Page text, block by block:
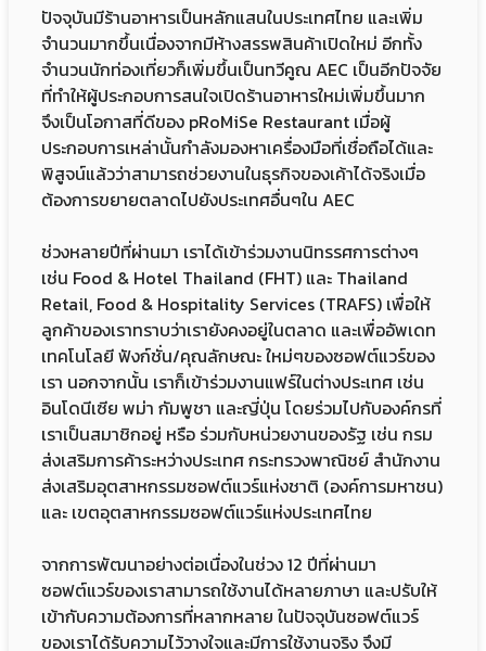
ปัจจุบันมีร้านอาหารเป็นหลักแสนในประเทศไทย และเพิ่ม
จำนวนมากขึ้นเนื่องจากมีห้างสรรพสินค้าเปิดใหม่ อีกทั้ง
จำนวนนักท่องเที่ยวก็เพิ่มขึ้นเป็นทวีคูณ AEC เป็นอีกปัจจัย
ที่ทำให้ผู้ประกอบการสนใจเปิดร้านอาหารใหม่เพิ่มขึ้นมาก
จึงเป็นโอกาสที่ดีของ pRoMiSe Restaurant เมื่อผู้
ประกอบการเหล่านั้นกำลังมองหาเครื่องมือที่เชื่อถือได้และ
พิสูจน์แล้วว่าสามารถช่วยงานในธุรกิจของเค้าได้จริงเมื่อ
ต้องการขยายตลาดไปยังประเทศอื่นๆใน AEC
ช่วงหลายปีที่ผ่านมา เราได้เข้าร่วมงานนิทรรศการต่างๆ
เช่น Food & Hotel Thailand (FHT) และ Thailand
Retail, Food & Hospitality Services (TRAFS) เพื่อให้
ลูกค้าของเราทราบว่าเรายังคงอยู่ในตลาด และเพื่ออัพเดท
เทคโนโลยี ฟังก์ชั่น/คุณลักษณะ ใหม่ๆของซอฟต์แวร์ของ
เรา นอกจากนั้น เราก็เข้าร่วมงานแฟร์ในต่างประเทศ เช่น
อินโดนีเซีย พม่า กัมพูชา และญี่ปุ่น โดยร่วมไปกับองค์กรที่
เราเป็นสมาชิกอยู่ หรือ ร่วมกับหน่วยงานของรัฐ เช่น กรม
ส่งเสริมการค้าระหว่างประเทศ กระทรวงพาณิชย์ สำนักงาน
ส่งเสริมอุตสาหกรรมซอฟต์แวร์แห่งชาติ (องค์การมหาชน)
และ เขตอุตสาหกรรมซอฟต์แวร์แห่งประเทศไทย
จากการพัฒนาอย่างต่อเนื่องในช่วง 12 ปีที่ผ่านมา
ซอฟต์แวร์ของเราสามารถใช้งานได้หลายภาษา และปรับให้
เข้ากับความต้องการที่หลากหลาย ในปัจจุบันซอฟต์แวร์
ของเราได้รับความไว้วางใจและมีการใช้งานจริง จึงมี